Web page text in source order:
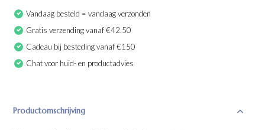
Vandaag besteld = vandaag verzonden
Gratis verzending vanaf €42.50
Cadeau bij besteding vanaf €150
Chat voor huid- en productadvies
Productomschrijving